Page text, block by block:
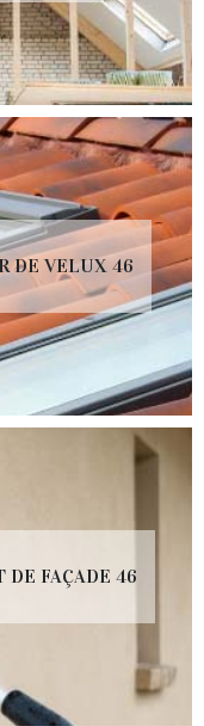
DE VELUX 46
DE FAÇADE 46